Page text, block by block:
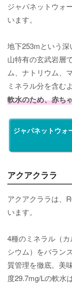
ジャパネットウォ
います。
地下253mという
山特有の玄武岩層
ム、ナトリウム、
ミネラル分を含む
軟水のため、赤ち
ジャパネットウォ
アクアクララ
アクアクララは、
います。
4種のミネラル（
シウム）をバラン
質管理を徹底。美
度29.7mg/Lの軟水